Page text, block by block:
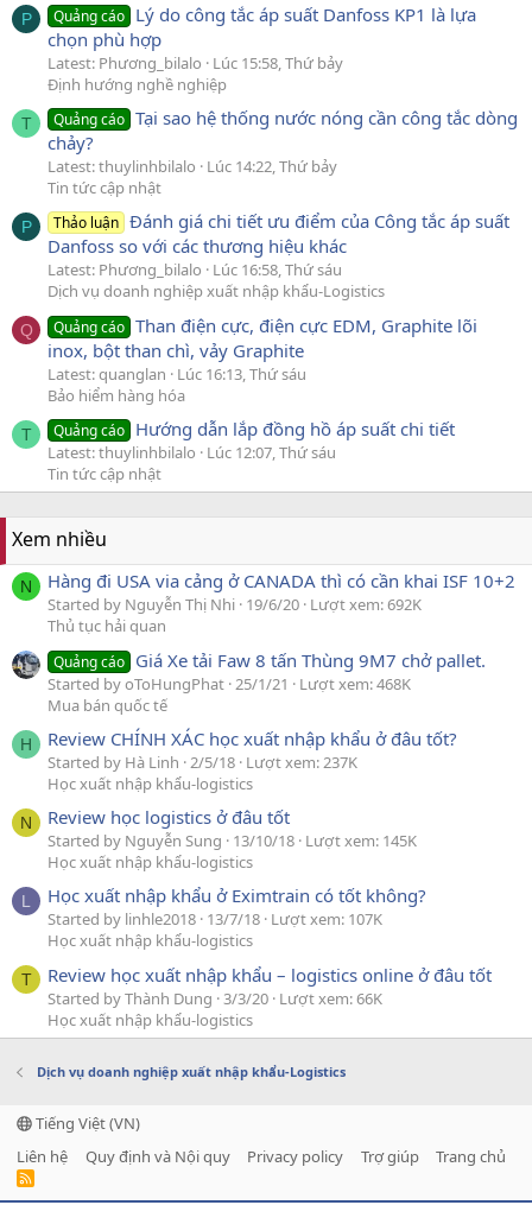
P Quảng cáo Lý do công tắc áp suất Danfoss KP1 là lựa
chọn phù hợp
Latest: Phương_bilalo
Lúc 15:58, Thứ bảy
Định hướng nghề nghiệp
T Quảng cáo Tại sao hệ thống nước nóng cần công tắc dòng
chảy?
Latest: thuylinhbilalo
Lúc 14:22, Thứ bảy
Tin tức cập nhật
P Thảo luận Đánh giá chi tiết ưu điểm của Công tắc áp suất
Danfoss so với các thương hiệu khác
Latest: Phương_bilalo
Lúc 16:58, Thứ sáu
Dịch vụ doanh nghiệp xuất nhập khẩu-Logistics
Q Quảng cáo Than điện cực, điện cực EDM, Graphite lõi
inox, bột than chì, vảy Graphite
Latest: quanglan
Lúc 16:13, Thứ sáu
Bảo hiểm hàng hóa
T Quảng cáo Hướng dẫn lắp đồng hồ áp suất chi tiết
Latest: thuylinhbilalo
Lúc 12:07, Thứ sáu
Tin tức cập nhật
Xem nhiều
N Hàng đi USA via cảng ở CANADA thì có cần khai ISF 10+2
Started by Nguyễn Thị Nhi 19/6/20 Lượt xem: 692K
Thủ tục hải quan
Quảng cáo Giá Xe tải Faw 8 tấn Thùng 9M7 chở pallet.
Started by oToHungPhat 25/1/21
Lượt xem: 468K
Mua bán quốc tế
H Review CHÍNH XÁC học xuất nhập khẩu ở đâu tốt?
Started by Hà Linh 2/5/18 Lượt xem: 237K
Học xuất nhập khẩu-logistics
N Review học logistics ở đâu tốt
Started by Nguyễn Sung 13/10/18 Lượt xem: 145K
Học xuất nhập khẩu-logistics
L Học xuất nhập khẩu ở Eximtrain có tốt không?
Started by linhle2018 13/7/18 Lượt xem: 107K
Học xuất nhập khẩu-logistics
T Review học xuất nhập khẩu – logistics online ở đâu tốt
Started by Thành Dung 3/3/20 Lượt xem: 66K
Học xuất nhập khẩu-logistics
Dịch vụ doanh nghiệp xuất nhập khẩu-Logistics
Tiếng Việt (VN)
Liên hệ
Quy định và Nội quy Privacy policy Trợ giúp Trang chủ
R